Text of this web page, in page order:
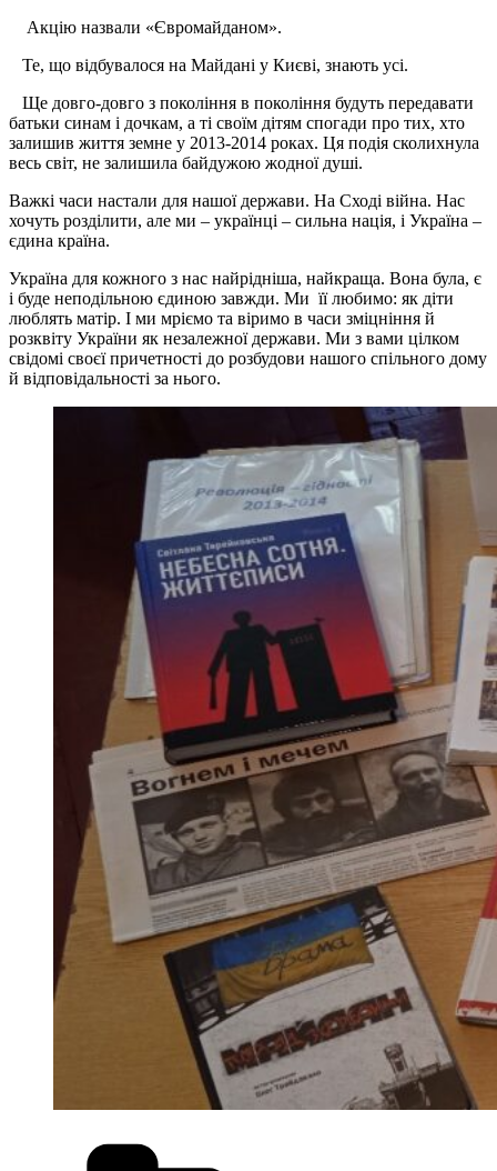
Акцію назвали «Євромайданом».
Те, що відбувалося на Майдані у Києві, знають усі.
Ще довго-довго з покоління в покоління будуть передавати
батьки синам і дочкам, а ті своїм дітям спогади про тих, хто
залишив життя земне у 2013-2014 роках. Ця подія сколихнула
весь світ, не залишила байдужою жодної душі.
Важкі часи настали для нашої держави. На Сході війна. Нас
хочуть розділити, але ми – українці – сильна нація, і Україна –
єдина країна.
Україна для кожного з нас найрідніша, найкраща. Вона була, є
і буде неподільною єдиною завжди. Ми її любимо: як діти
люблять матір. І ми мріємо та віримо в часи зміцніння й
розквіту України як незалежної держави. Ми з вами цілком
свідомі своєї причетності до розбудови нашого спільного дому
й відповідальності за нього.